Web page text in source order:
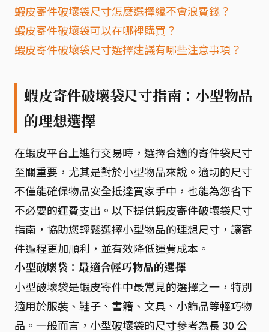
蝦皮寄件破壞袋尺寸怎麼選擇纔不會浪費錢？
蝦皮寄件破壞袋可以在哪裡購買？
蝦皮寄件破壞袋尺寸選擇建議有哪些注意事項？
蝦皮寄件破壞袋尺寸指南：小型物品
的理想選擇
在蝦皮平台上進行交易時，選擇合適的寄件袋尺寸
至關重要，尤其是對於小型物品來說。適切的尺寸
不僅能確保物品安全抵達買家手中，也能為您省下
不必要的運費支出。以下提供蝦皮寄件破壞袋尺寸
指南，協助您輕鬆選擇小型物品的理想尺寸，讓寄
件過程更加順利，並有效降低運費成本。
小型破壞袋：最適合輕巧物品的選擇
小型破壞袋是蝦皮寄件中最常見的選擇之一，特別
適用於服裝、鞋子、書籍、文具、小飾品等輕巧物
品。一般而言，小型破壞袋的尺寸參考為長 30 公